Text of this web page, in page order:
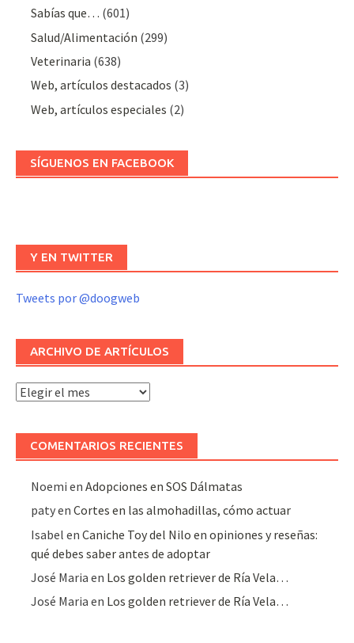
Sabías que… (601)
Salud/Alimentación (299)
Veterinaria (638)
Web, artículos destacados (3)
Web, artículos especiales (2)
SÍGUENOS EN FACEBOOK
Y EN TWITTER
Tweets por @doogweb
ARCHIVO DE ARTÍCULOS
Archivo
COMENTARIOS RECIENTES
Noemi enAdopciones en SOS Dálmatas
patyenCortes en las almohadillas, cómo actuar
Isabel enCaniche Toy del Nilo en opiniones y reseñas:
qué debes saber antes de adoptar
José Maria en Los golden retriever de Ría Vela…
José Maria en Los golden retriever de Ría Vela…